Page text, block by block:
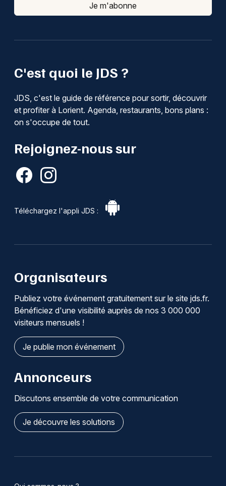
C'est quoi le JDS ?
JDS, c'est le guide de référence pour sortir, découvrir
et profiter à Lorient. Agenda, restaurants, bons plans :
on s'occupe de tout.
Rejoignez-nous sur
Téléchargez l'appli JDS :
Je m'abonne
Organisateurs
Publiez votre événement gratuitement sur le site jds.fr.
Bénéficiez d'une visibilité auprès de nos 3 000 000
visiteurs mensuels !
Je publie mon événement
Annonceurs
Discutons ensemble de votre communication
Je découvre les solutions